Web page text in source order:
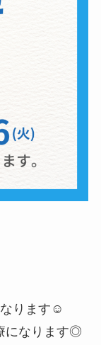
ります☺︎
になります◎